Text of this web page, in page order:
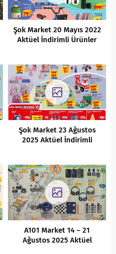
Şok Market 20 Mayıs 2022
Aktüel İndirimli Ürünler
Şok Market 23 Ağustos
2025 Aktüel İndirimli
A101 Market 14 – 21
Ağustos 2025 Aktüel